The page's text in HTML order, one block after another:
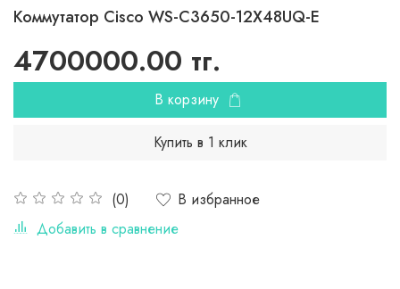
Коммутатор Cisco WS-C3650-12X48UQ-E
(0)
В избранное
Добавить в сравнение
4700000.00 тг.
В корзину
Купить в 1 клик